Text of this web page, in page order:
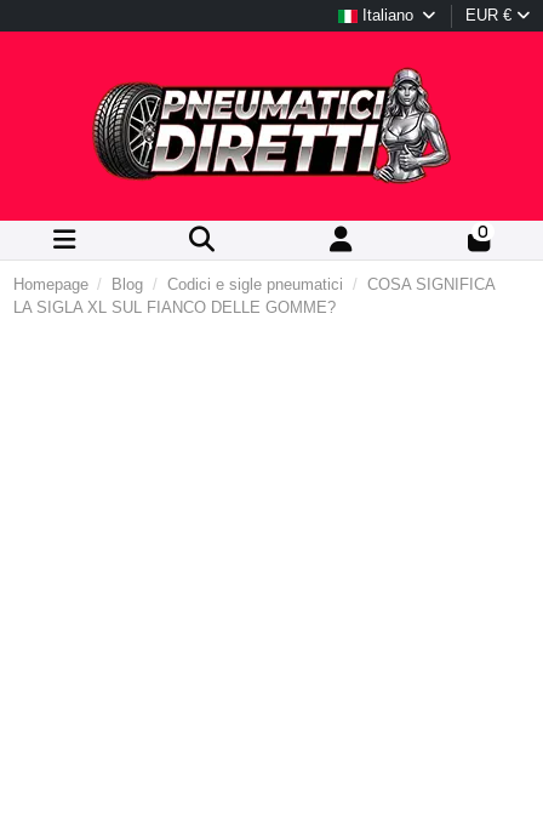
Italiano EUR €
0
Homepage Blog Codici e sigle pneumatici
COSA SIGNIFICA
LA SIGLA XL SUL FIANCO DELLE GOMME?